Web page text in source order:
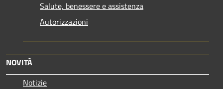
Salute, benessere e assistenza
Autorizzazioni
NOVITÀ
Notizie